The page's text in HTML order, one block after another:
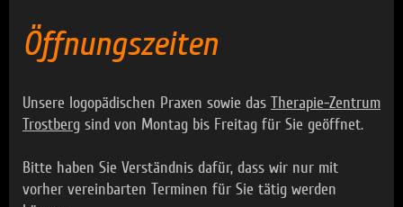
Öffnungszeiten
Unsere logopädischen Praxen sowie das Therapie-Zentrum
Trostberg sind von Montag bis Freitag für Sie geöffnet.
Bitte haben Sie Verständnis dafür, dass wir nur mit
vorher vereinbarten Terminen für Sie tätig werden